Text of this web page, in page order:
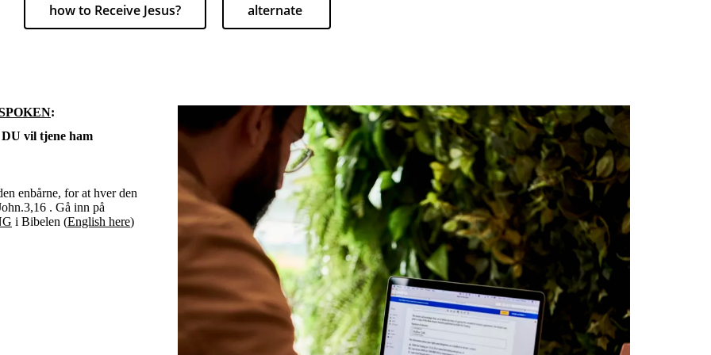
how to Receive Jesus? alternate
:
vil tjene ham
enbårne, for at hver den
. Gå inn på
i Bibelen (English here)